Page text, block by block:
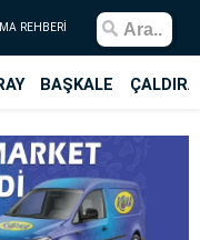
REHBERİ
BAŞKALE